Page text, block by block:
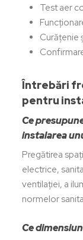
Test aer
Curățenie
Întrebări
pentru
Ce
instalarea
Pregătirea
electrice,
ventilației, a
normelor
Ce